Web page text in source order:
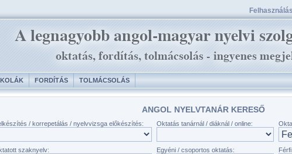
FORDÍTÁS TOLMÁCSOLÁS
ANGOL NYELVTANÁR KERESŐ
/ korrepetálás / nyelvvizsga előkészítés: Oktatás tanárnál / diáknál / online:
szaknyelv: Egyéni / csoportos oktatás: